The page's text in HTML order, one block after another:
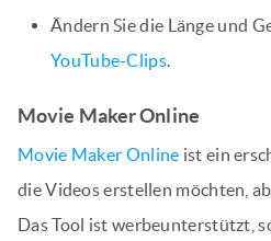
Ändern Sie die Länge und
YouTube-Clips.
Movie Maker Online
Movie Maker Online ist ein
die Videos erstellen möchten,
Das Tool ist werbeunterstützt,